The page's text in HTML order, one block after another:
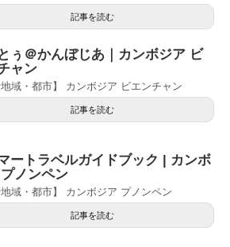
記事を読む
ぅ＠かんぼじあ｜カンボジア ビ
ャン
地域・都市】 カンボジア ビエンチャン
記事を読む
ートラベルガイドブック | カンボ
ノンペン
地域・都市】 カンボジア プノンペン
記事を読む